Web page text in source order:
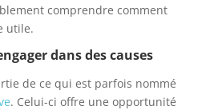
comprendre comment
utile.
dans des causes
de ce qui est parfois nommé
. Celui-ci offre une opportunité